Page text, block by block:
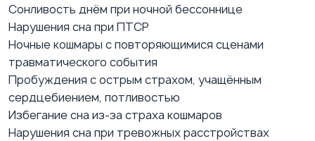
Сонливость днём при ночной бессоннице
Нарушения сна при ПТСР
Ночные кошмары с повторяющимися сценами
травматического события
Пробуждения с острым страхом, учащённым
сердцебиением, потливостью
Избегание сна из-за страха кошмаров
Нарушения сна при тревожных расстройствах